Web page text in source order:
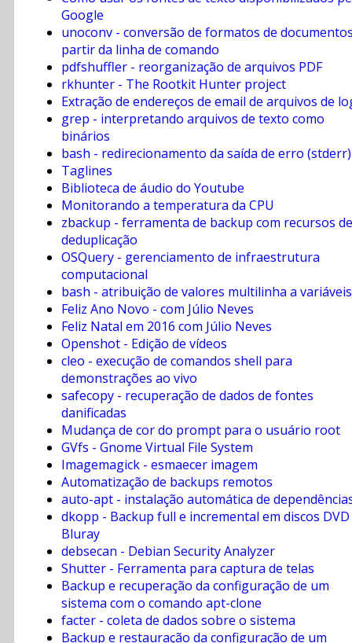
Google
unoconv - conversão de formatos de
partir da linha de comando
pdfshuffler - reorganização de arquivos PDF
rkhunter - The Rootkit Hunter project
Extração de endereços de email de arquivos de
grep - interpretando arquivos de texto como
binários
bash - redirecionamento da saída de erro (stderr)
Taglines
Biblioteca de áudio do Youtube
Monitorando a temperatura da CPU
zbackup - ferramenta de backup com recursos de
deduplicação
OSQuery - gerenciamento de infraestrutura
computacional
bash - atribuição de valores multilinha a variáveis
Feliz Ano Novo - com Júlio Neves
Feliz Natal em 2016 com Júlio Neves
Openshot - Edição de vídeos
cleo - execução de comandos shell para
demonstrações ao vivo
safecopy - recuperação de dados de fontes
danificadas
Mudança de cor do prompt para o usuário root
GVfs - Gnome Virtual File System
Imagemagick - esmaecer imagem
Automatização de backups remotos
auto-apt - instalação automática de
dkopp - Backup full e incremental em discos
Bluray
debsecan - Debian Security Analyzer
Shutter - Ferramenta para captura de telas
Backup e recuperação da configuração de um
sistema com o comando apt-clone
facter - coleta de dados sobre o sistema
Backup e restauração da configuração de um